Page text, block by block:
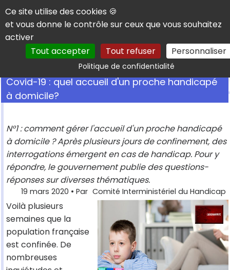
Panneau de gestion des cookies
Ce site utilise des cookies 🍪
et vous donne le contrôle sur ceux que vous souhaitez
activer
Tout accepter
Tout refuser Personnaliser
Politique de confidentialitéRechercher
Covid-19 : quel accueil d'un proche handicapé
à domicile?
N°1 : comment gérer l'accueil d'un proche handicapé
à domicile ? Après plusieurs jours de confinement, des
interrogations émergent en cas de handicap. Pour y
répondre, le gouvernement publie des questions-
réponses sur diverses thématiques.
19 mars 2020 • Par Comité Interministériel du Handicap
Voilà plusieurs
semaines que la
population française
est confinée. De
nombreuses